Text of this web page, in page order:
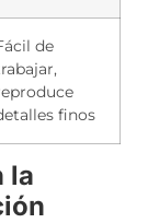
de
finos
la